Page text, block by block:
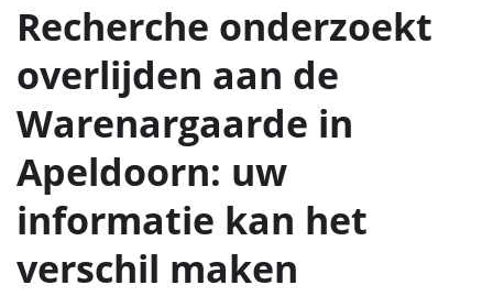
Recherche onderzoekt
overlijden aan de
Warenargaarde in
Apeldoorn: uw
informatie kan het
verschil maken